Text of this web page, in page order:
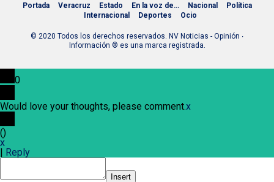
Portada Veracruz Estado En la voz de… Nacional
Política
Internacional
Deportes Ocio
© 2020 Todos los derechos reservados. NV Noticias - Opinión ∙
Información ® es una marca registrada.
0
Would love your thoughts, please comment.x
()
x
| Reply
Insert